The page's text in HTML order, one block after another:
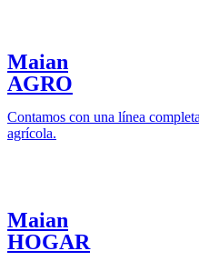
Maian
AGRO
Contamos con una línea
agrícola.
Maian
HOGAR